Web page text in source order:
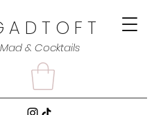
A D T O F T
Mad & Cocktails